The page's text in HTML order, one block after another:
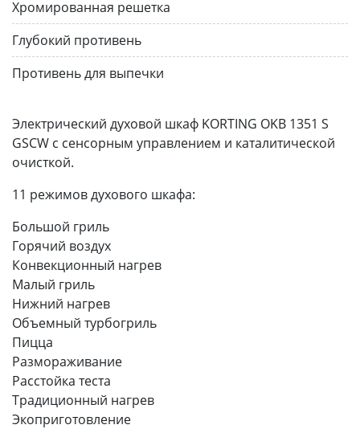
Хромированная решетка
Глубокий противень
Противень для выпечки
Электрический духовой шкаф KORTING OKB 1351 S
GSCW с сенсорным управлением и каталитической
очисткой.
11 режимов духового шкафа:
Большой гриль
Горячий воздух
Конвекционный нагрев
Малый гриль
Нижний нагрев
Объемный турбогриль
Пицца
Размораживание
Расстойка теста
Традиционный нагрев
Экоприготовление